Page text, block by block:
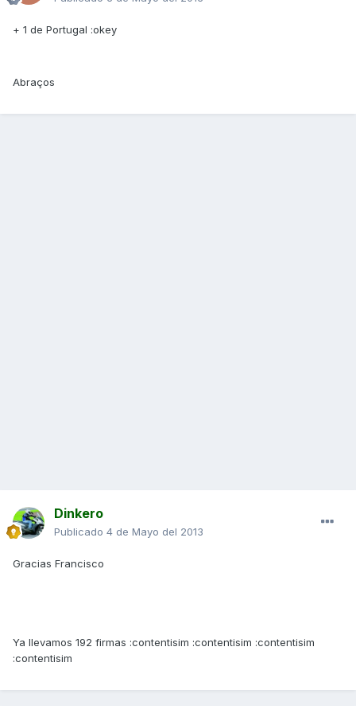
+ 1 de Portugal :okey
Abraços
Dinkero
Publicado 4 de Mayo del 2013
Gracias Francisco
Ya llevamos 192 firmas :contentisim :contentisim :contentisim
:contentisim